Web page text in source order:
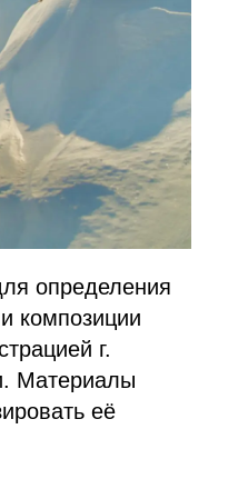
определения
композиции
г.
Материалы
её